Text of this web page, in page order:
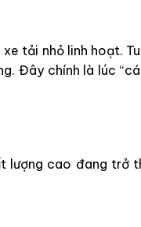
tải nhỏ linh hoạt.
Đây chính là lúc
lượng cao đang trở